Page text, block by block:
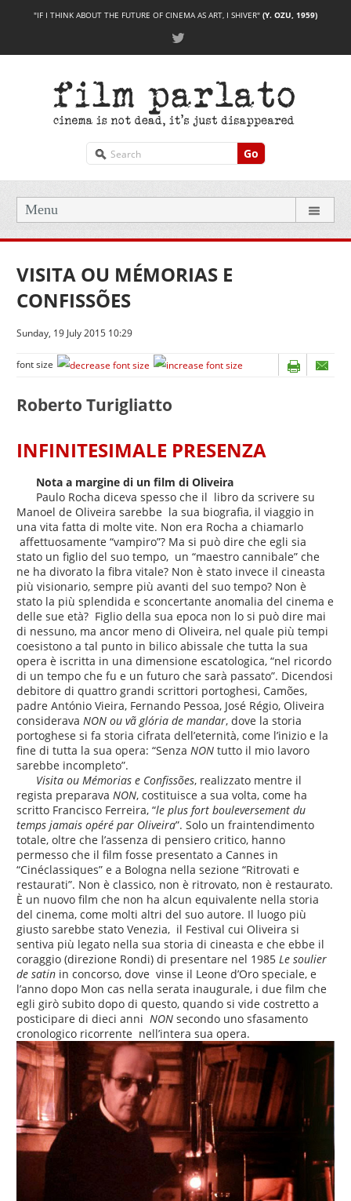
"IF I THINK ABOUT THE FUTURE OF CINEMA AS ART, I SHIVER" (Y. OZU, 1959)
Go
Menu
VISITA OU MÉMORIAS E
CONFISSÕES
Sunday, 19 July 2015 10:29
font size
Roberto Turigliatto
INFINITESIMALE PRESENZA
Nota a margine di un film di Oliveira
Paulo Rocha diceva spesso che il libro da scrivere su
Manoel de Oliveira sarebbe la sua biografia, il viaggio in
una vita fatta di molte vite. Non era Rocha a chiamarlo
affettuosamente “vampiro”? Ma si può dire che egli sia
stato un figlio del suo tempo, un “maestro cannibale” che
ne ha divorato la fibra vitale? Non è stato invece il cineasta
più visionario, sempre più avanti del suo tempo? Non è
stato la più splendida e sconcertante anomalia del cinema e
delle sue età? Figlio della sua epoca non lo si può dire mai
di nessuno, ma ancor meno di Oliveira, nel quale più tempi
coesistono a tal punto in bilico abissale che tutta la sua
opera è iscritta in una dimensione escatologica, “nel ricordo
di un tempo che fu e un futuro che sarà passato”. Dicendosi
debitore di quattro grandi scrittori portoghesi, Camões,
padre António Vieira, Fernando Pessoa, José Régio, Oliveira
considerava NON ou vã glória de mandar, dove la storia
portoghese si fa storia cifrata dell’eternità, come l’inizio e la
fine di tutta la sua opera: “Senza NON tutto il mio lavoro
sarebbe incompleto”.
Visita ou Mémorias e Confissões, realizzato mentre il
regista preparava NON, costituisce a sua volta, come ha
scritto Francisco Ferreira, “le plus fort bouleversement du
temps jamais opéré par Oliveira”. Solo un fraintendimento
totale, oltre che l’assenza di pensiero critico, hanno
permesso che il film fosse presentato a Cannes in
“Cinéclassiques” e a Bologna nella sezione “Ritrovati e
restaurati”. Non è classico, non è ritrovato, non è restaurato.
È un nuovo film che non ha alcun equivalente nella storia
del cinema, come molti altri del suo autore. Il luogo più
giusto sarebbe stato Venezia, il Festival cui Oliveira si
sentiva più legato nella sua storia di cineasta e che ebbe il
coraggio (direzione Rondi) di presentare nel 1985 Le soulier
de satin in concorso, dove vinse il Leone d’Oro speciale, e
l’anno dopo Mon cas nella serata inaugurale, i due film che
egli girò subito dopo di questo, quando si vide costretto a
posticipare di dieci anni NON secondo uno sfasamento
cronologico ricorrente nell’intera sua opera.